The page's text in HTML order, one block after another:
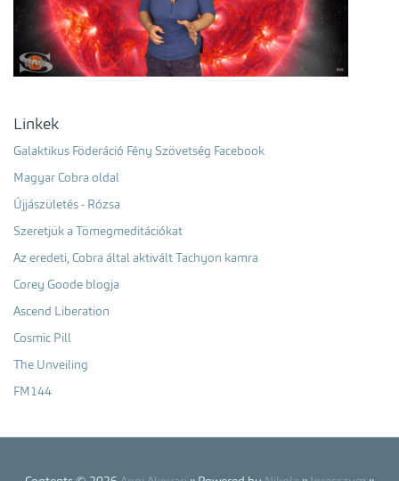
Linkek
Galaktikus Föderáció Fény Szövetség Facebook
Magyar Cobra oldal
Újjászületés - Rózsa
Szeretjük a Tömegmeditációkat
Az eredeti, Cobra által aktivált Tachyon kamra
Corey Goode blogja
Ascend Liberation
Cosmic Pill
The Unveiling
FM144